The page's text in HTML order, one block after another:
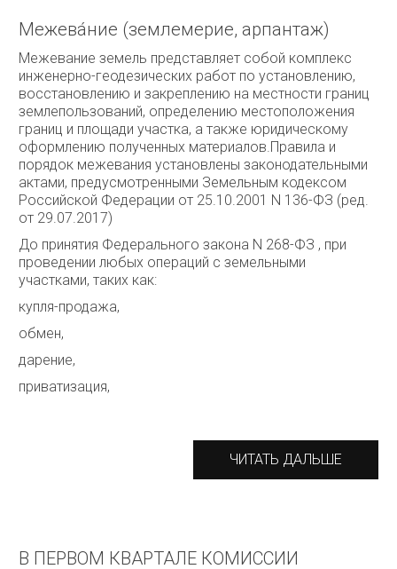
Межева́ние (землемерие, арпантаж)
Межевание земель представляет собой комплекс
инженерно-геодезических работ по установлению,
восстановлению и закреплению на местности границ
землепользований, определению местоположения
границ и площади участка, а также юридическому
оформлению полученных материалов.Правила и
порядок межевания установлены законодательными
актами, предусмотренными Земельным кодексом
Российской Федерации от 25.10.2001 N 136-ФЗ (ред.
от 29.07.2017)
До принятия Федерального закона N 268-ФЗ , при
проведении любых операций с земельными
участками, таких как:
купля-продажа,
обмен,
дарение,
приватизация,
ЧИТАТЬ ДАЛЬШЕ
В ПЕРВОМ КВАРТАЛЕ КОМИССИИ